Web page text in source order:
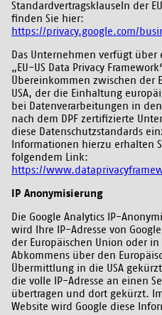
Standardvertragsklauseln der
finden Sie hier:
https://privacy.google.com/
Das Unternehmen verfügt
„EU-US Data Privacy
Übereinkommen zwischen der
USA, der die Einhaltung
bei Datenverarbeitungen in
nach dem DPF zertifizierte
diese Datenschutzstandards
Informationen hierzu erhalten
folgendem Link:
https://
IP Anonymisierung
Die Google Analytics IP-
wird Ihre IP-Adresse von
der Europäischen Union oder
Abkommens über den
Übermittlung in die USA
die volle IP-Adresse an einen
übertragen und dort gekürzt.
Website wird Google diese